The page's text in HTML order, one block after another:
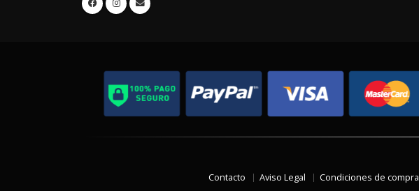
Contacto Aviso Legal Condiciones de compra